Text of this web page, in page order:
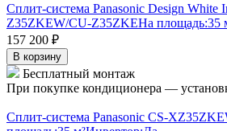
Сплит-система Panasonic Design White
Z35ZKEW/CU-Z35ZKEНа площадь:35
157 200 ₽
В корзину
Бесплатный монтаж
При покупке кондиционера —
Сплит-система Panasonic CS-